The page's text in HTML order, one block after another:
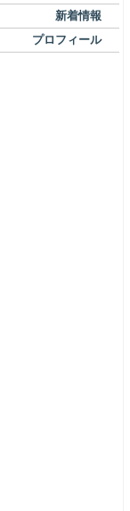
新着情報
プロフィール